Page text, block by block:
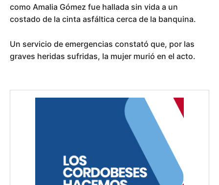
como Amalia Gómez fue hallada sin vida a un
costado de la cinta asfáltica cerca de la banquina.
Un servicio de emergencias constató que, por las
graves heridas sufridas, la mujer murió en el acto.